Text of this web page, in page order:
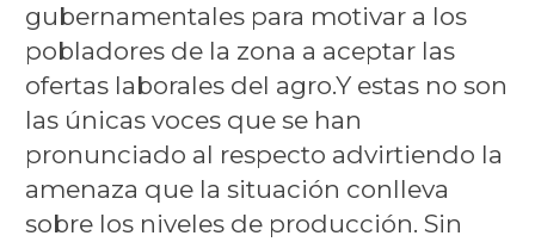
gubernamentales para motivar a los
pobladores de la zona a aceptar las
ofertas laborales del agro.Y estas no son
las únicas voces que se han
pronunciado al respecto advirtiendo la
amenaza que la situación conlleva
sobre los niveles de producción. Sin